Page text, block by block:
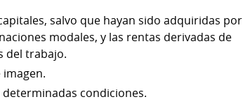
salvo que hayan sido adquiridas por
modales, y las rentas derivadas de
del trabajo.
condiciones.